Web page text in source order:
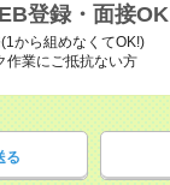
登録・面接OK
から組めなくてOK!)
作業にご抵抗ない方
る